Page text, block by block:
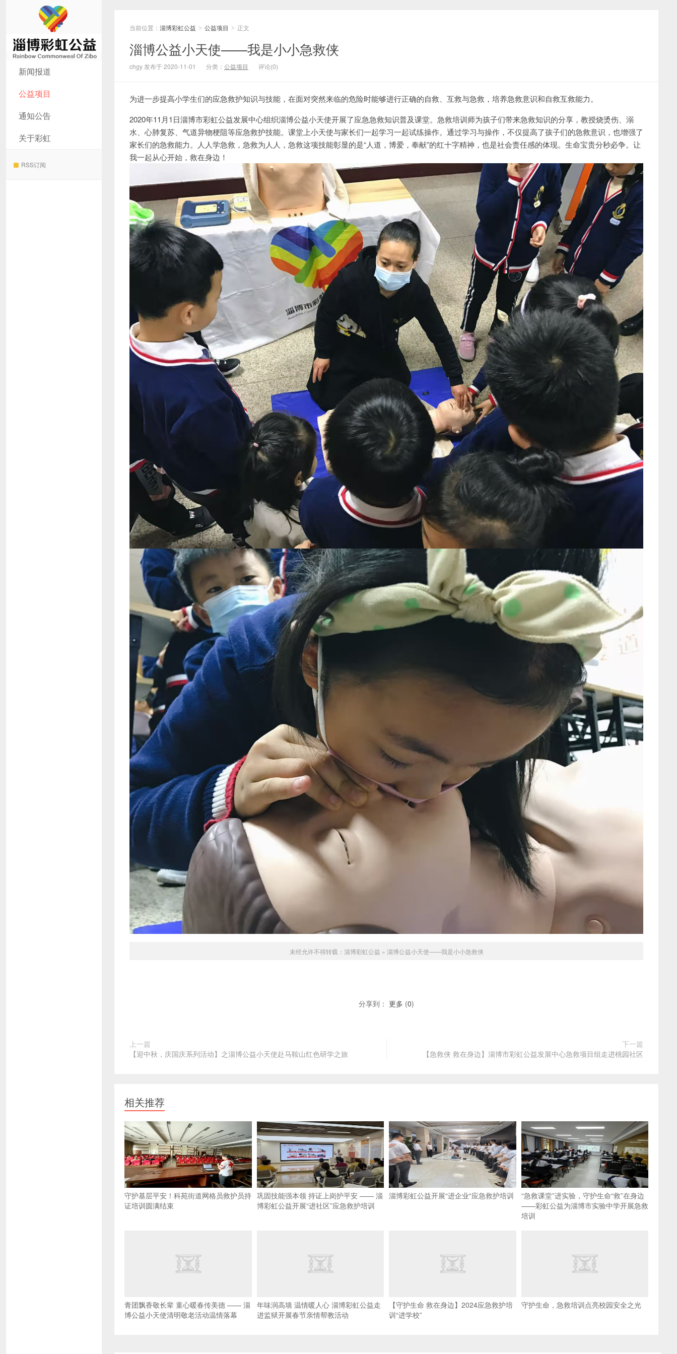
淄博彩虹公益
新闻报道
公益项目
通知公告
关于彩虹
RSS订阅
当前位置： 淄博彩虹公益 > 公益项目 > 正文
淄博公益小天使——我是小小急救侠
chgy 发布于 2020-11-01 分类： 公益项目 评论(0)
为进一步提高小学生们的应急救护知识与技能，在面对突然来临的危险时能够进行正确的自救、互救与急救，培养急救意识和自救互救能力。
2020年11月1日淄博市彩虹公益发展中心组织淄博公益小天使开展了应急急救知识普及课堂。急救培训师为孩子们带来急救知识的分享，教授烧烫伤、溺
水、心肺复苏、气道异物梗阻等应急救护技能。课堂上小天使与家长们一起学习一起试练操作。通过学习与操作，不仅提高了孩子们的急救意识，也增强了
家长们的急救能力。人人学急救，急救为人人，急救这项技能彰显的是“人道，博爱，奉献”的红十字精神，也是社会责任感的体现。生命宝贵分秒必争。让
我一起从心开始，救在身边！
未经允许不得转载： 淄博彩虹公益 » 淄博公益小天使——我是小小急救侠
分享到： 更多 (0)
上一篇
【迎中秋，庆国庆系列活动】之淄博公益小天使赴马鞍山红色研学之旅
下一篇
【急救侠 救在身边】淄博市彩虹公益发展中心急救项目组走进桃园社区
相关推荐
守护基层平安！科苑街道网格员救护员持
证培训圆满结束
巩固技能强本领 持证上岗护平安 —— 淄
博彩虹公益开展“进社区”应急救护培训
淄博彩虹公益开展“进企业“应急救护培训
“急救课堂”进实验，守护生命“救”在身边
——彩虹公益为淄博市实验中学开展急救
培训
青团飘香敬长辈 童心暖春传美德 —— 淄
博公益小天使清明敬老活动温情落幕
年味润高墙 温情暖人心 淄博彩虹公益走
进监狱开展春节亲情帮教活动
【守护生命 救在身边】2024应急救护培
训“进学校”
守护生命，急救培训点亮校园安全之光